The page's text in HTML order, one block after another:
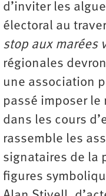
d’inviter les
électoral au
stop aux marées
régionales
une association
passé imposer le
dans les cours
rassemble les
signataires de la
figures